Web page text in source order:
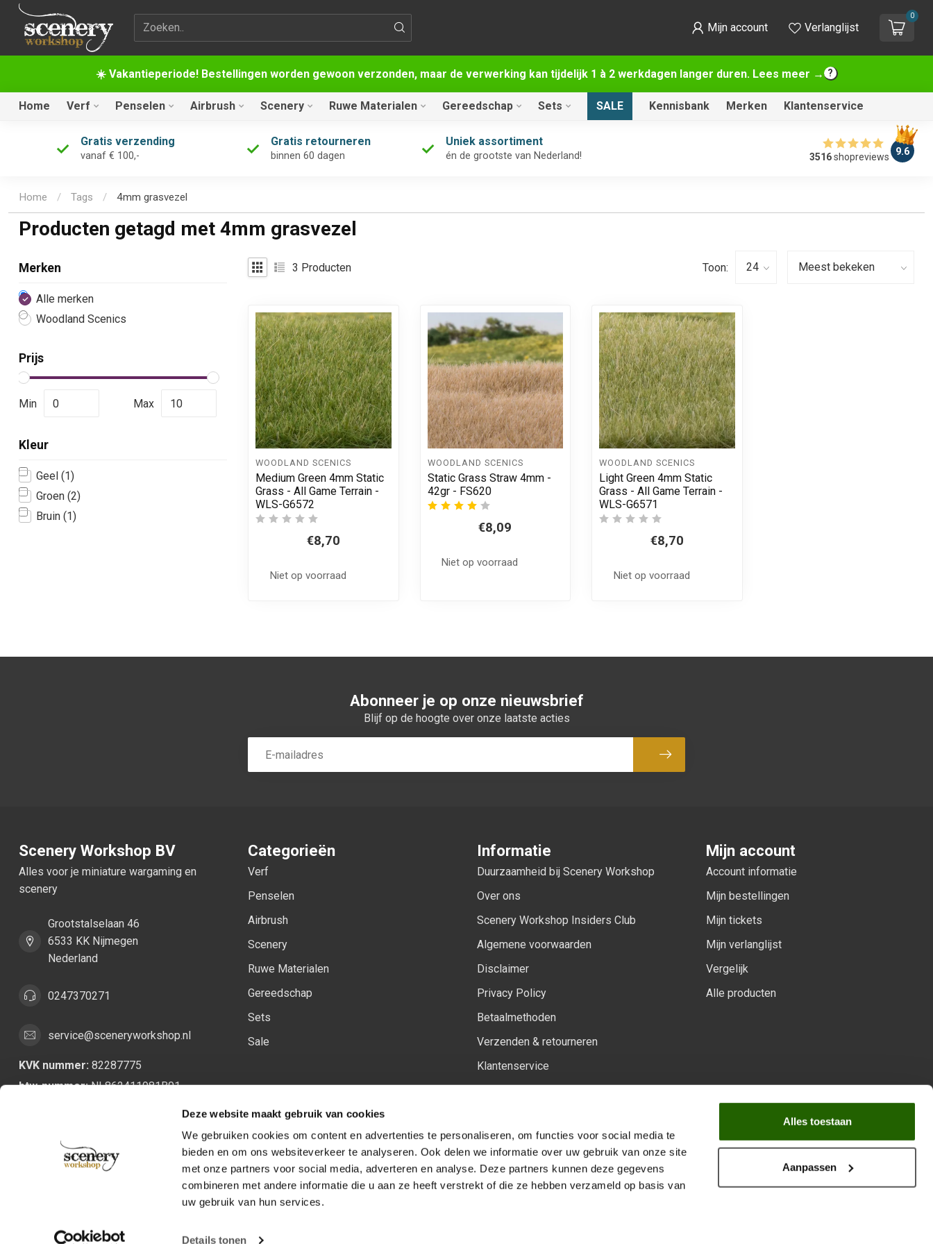
Deze website maakt gebruik van cookies
We gebruiken cookies om content en advertenties te personaliseren, om functies voor social media te
bieden en om ons websiteverkeer te analyseren. Ook delen we informatie over uw gebruik van onze site
met onze partners voor social media, adverteren en analyse. Deze partners kunnen deze gegevens
combineren met andere informatie die u aan ze heeft verstrekt of die ze hebben verzameld op basis van
uw gebruik van hun services.
Details tonen
Alles toestaan
Aanpassen
☀️ Vakantieperiode! Bestellingen worden gewoon verzonden, maar de verwerking kan tijdelijk 1 à 2 werkdagen langer duren. Lees meer →
Zoekterm Mijn account Verlanglijst
0
Home Verf Penselen Airbrush Scenery Ruwe Materialen Gereedschap Sets SALE Kennisbank Merken Klantenservice
Gratis verzending
vanaf € 100,-
Gratis retourneren
binnen 60 dagen
Uniek assortiment
én de grootste van Nederland! 3516shopreviews 9.6
Home / Tags / 4mm grasvezel
Producten getagd met 4mm grasvezel
Merken
Alle merken
Woodland Scenics
Kleur
Geel (1)
Groen (2)
Bruin (1)
Prijs
Min Max
3 Producten Toon:
WOODLAND SCENICS
Medium Green 4mm Static
Grass - All Game Terrain -
WLS-G6572
€8,70
Niet op voorraad
WOODLAND SCENICS
Static Grass Straw 4mm -
42gr - FS620
€8,09
Niet op voorraad
WOODLAND SCENICS
Light Green 4mm Static
Grass - All Game Terrain -
WLS-G6571
€8,70
Niet op voorraad
Abonneer je op onze nieuwsbrief
Blijf op de hoogte over onze laatste acties
Abonneer
Scenery Workshop BV
Alles voor je miniature wargaming en
scenery
Grootstalselaan 46
6533 KK Nijmegen
Nederland
0247370271
service@sceneryworkshop.nl
KVK nummer: 82287775
btw-nummer:NL862411981B01
Categorieën
Verf
Penselen
Airbrush
Scenery
Ruwe Materialen
Gereedschap
Sets
Sale
Informatie
Duurzaamheid bij Scenery Workshop
Over ons
Scenery Workshop Insiders Club
Algemene voorwaarden
Disclaimer
Privacy Policy
Betaalmethoden
Verzenden & retourneren
Klantenservice
Mijn account
Account informatie
Mijn bestellingen
Mijn tickets
Mijn verlanglijst
Vergelijk
Alle producten
Volg ons op:
Facebook
YoutubeInstagram